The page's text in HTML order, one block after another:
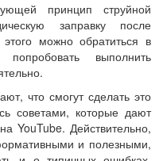
принцип струйной
заправку после
можно обратиться в
выполнить
что смогут сделать это
советами, которые дают
YouTube. Действительно,
и полезными,